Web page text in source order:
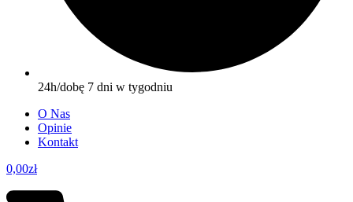
24h/dobę 7 dni w tygodniu
O Nas
Opinie
Kontakt
0,00zł